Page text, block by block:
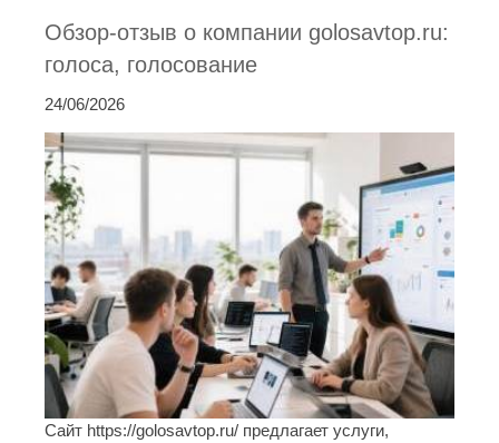
Обзор-отзыв о компании golosavtop.ru:
голоса, голосование
24/06/2026
Сайт https://golosavtop.ru/ предлагает услуги,